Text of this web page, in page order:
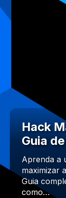
Hack
Guia
Aprenda a
maximizar
Guia
como…